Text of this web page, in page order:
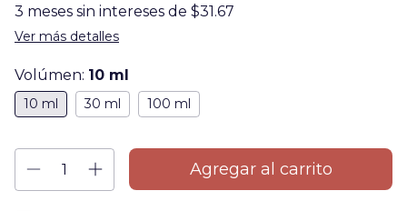
3 meses sin intereses de $31.67
Ver más detalles
Volúmen: 10 ml
10 ml 30 ml 100 ml